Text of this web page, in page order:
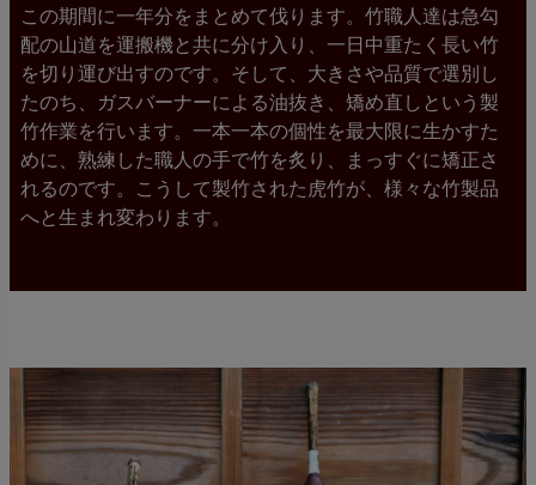
この期間に一年分をまとめて伐ります。竹職人達は急勾
配の山道を運搬機と共に分け入り、一日中重たく長い竹
を切り運び出すのです。そして、大きさや品質で選別し
たのち、ガスバーナーによる油抜き、矯め直しという製
竹作業を行います。一本一本の個性を最大限に生かすた
めに、熟練した職人の手で竹を炙り、まっすぐに矯正さ
れるのです。こうして製竹された虎竹が、様々な竹製品
へと生まれ変わります。